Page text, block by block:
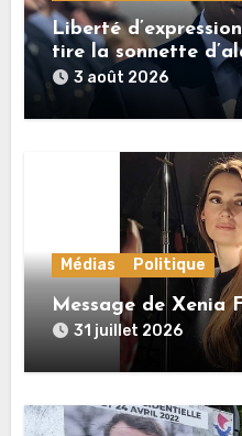
Liberté
tire la sonnette
en France
3 août 2026
Médias Politique
Message de Xenia
31 juillet 2026